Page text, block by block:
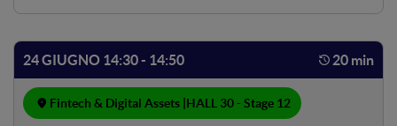
24 GIUGNO 14:30 - 14:50 20 min
Fintech & Digital Assets | HALL 30 - Stage 12